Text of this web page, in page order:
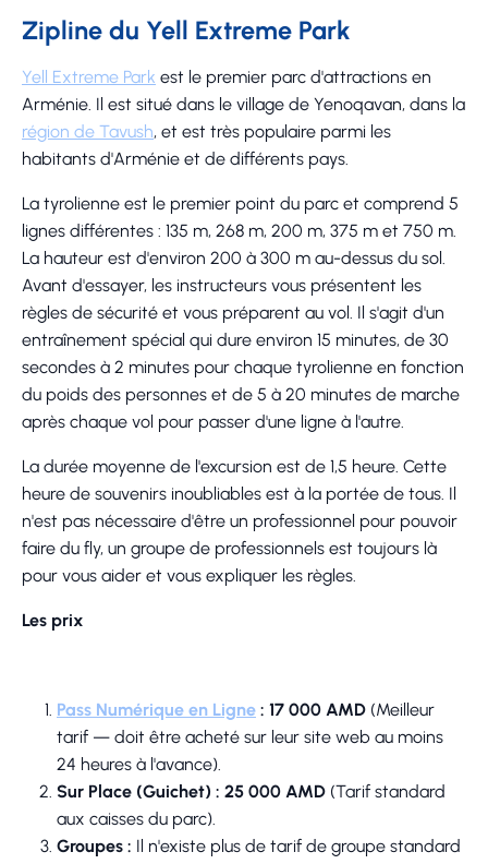
Zipline du Yell Extreme Park
Yell Extreme Park est le premier parc d'attractions en
Arménie. Il est situé dans le village de Yenoqavan, dans la
région de Tavush, et est très populaire parmi les
habitants d'Arménie et de différents pays.
La tyrolienne est le premier point du parc et comprend 5
lignes différentes : 135 m, 268 m, 200 m, 375 m et 750 m.
La hauteur est d'environ 200 à 300 m au-dessus du sol.
Avant d'essayer, les instructeurs vous présentent les
règles de sécurité et vous préparent au vol. Il s'agit d'un
entraînement spécial qui dure environ 15 minutes, de 30
secondes à 2 minutes pour chaque tyrolienne en fonction
du poids des personnes et de 5 à 20 minutes de marche
après chaque vol pour passer d'une ligne à l'autre.
La durée moyenne de l'excursion est de 1,5 heure. Cette
heure de souvenirs inoubliables est à la portée de tous. Il
n'est pas nécessaire d'être un professionnel pour pouvoir
faire du fly, un groupe de professionnels est toujours là
pour vous aider et vous expliquer les règles.
Les prix
Pass Numérique en Ligne : 17 000 AMD (Meilleur
tarif — doit être acheté sur leur site web au moins
24 heures à l'avance).
Sur Place (Guichet) : 25 000 AMD (Tarif standard
aux caisses du parc).
Groupes : Il n'existe plus de tarif de groupe standard